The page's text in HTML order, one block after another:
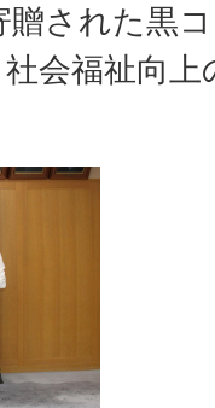
された黒
会福祉向